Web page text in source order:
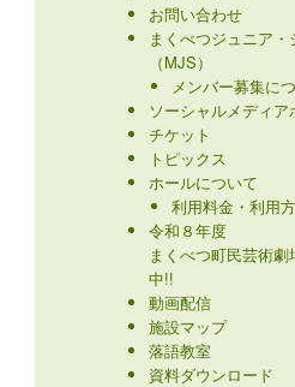
お問い合わせ
まくべつジュニア
（MJS）
メンバー募集に
ソーシャルメディア
チケット
トピックス
ホールについて
利用料金・利用
令和８年度
まくべつ町民芸術
中!!
動画配信
施設マップ
落語教室
資料ダウンロード